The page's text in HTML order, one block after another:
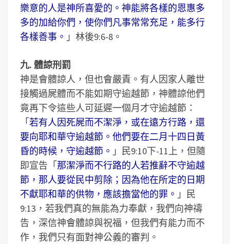
樂意的人是神所喜愛的。神能將各樣的恩惠多
多的加給你們，使你們凡事常常充足，能多行
各樣善事。 」林後9:6-8。
九. 體諒刑罰
神是會體諒人，但也會嚴責。有人因家人離世
接觸過屍體而不能如期守逾越節，神體諒他們
竟再下令這些人可延遲一個月才守逾越節：
「若有人因死屍而不潔淨，或在遠方行路，還
要向耶和華守逾越節。他們要在二月十四日黃
昏的時候，守逾越節。 」民9:10下-11上，但隨
即宣告「那潔淨而不行路的人若推辭不守逾越
節，那人要從民中剪除；因為他在所定的日期
不獻耶和華的供物，應該擔當他的罪。 」民
9:13，若我們真的無能為力奉獻，我們向神禱
告，深信神會體諒與祝福，但我們有能力而不
作，我們只有面對神公義的審判。